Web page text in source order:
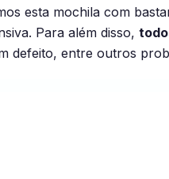
esta mochila com
Para além disso,
defeito, entre outros